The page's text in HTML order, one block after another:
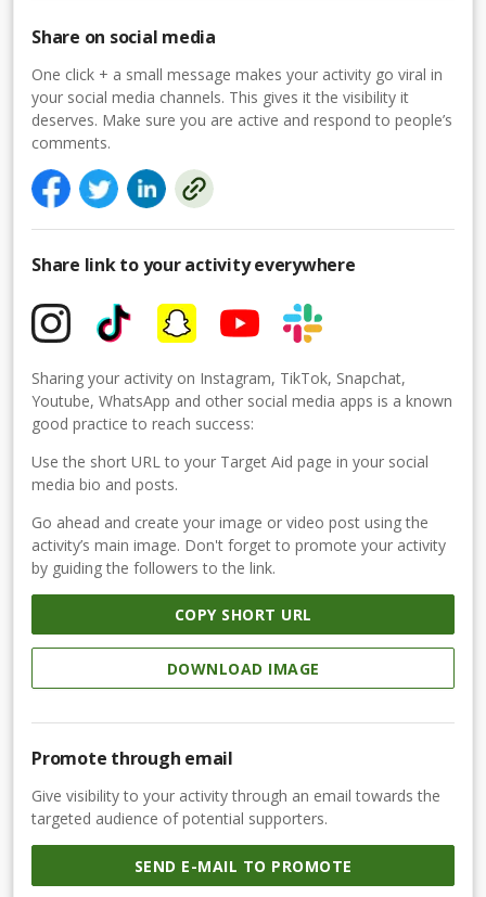
Share on social media
One click + a small message makes your activity go viral in
your social media channels. This gives it the visibility it
deserves. Make sure you are active and respond to people’s
comments.
Share link to your activity everywhere
Sharing your activity on Instagram, TikTok, Snapchat,
Youtube, WhatsApp and other social media apps is a known
good practice to reach success:
Use the short URL to your Target Aid page in your social
media bio and posts.
Go ahead and create your image or video post using the
activity’s main image. Don't forget to promote your activity
by guiding the followers to the link.
COPY SHORT URL
DOWNLOAD IMAGE
Promote through email
Give visibility to your activity through an email towards the
targeted audience of potential supporters.
SEND E-MAIL TO PROMOTE